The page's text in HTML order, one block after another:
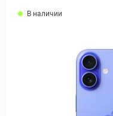
В наличии